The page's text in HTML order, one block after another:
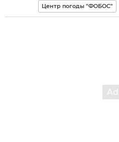
Центр погоды "ФОБОС"